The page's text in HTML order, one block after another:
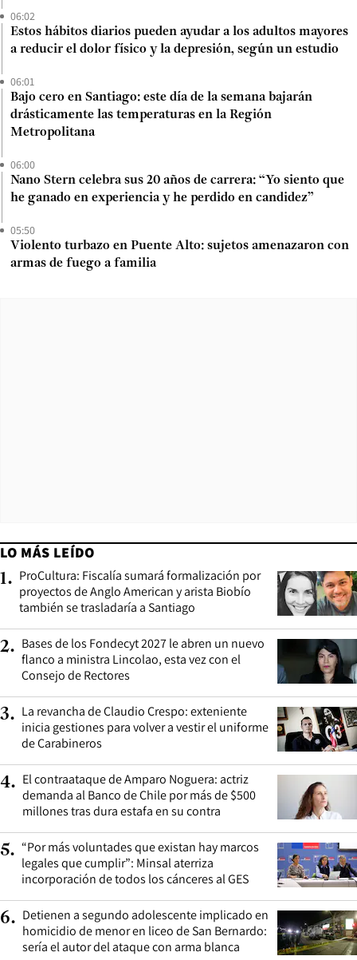
06:02
Estos hábitos diarios pueden ayudar a los adultos mayores
a reducir el dolor físico y la depresión, según un estudio
06:01
Bajo cero en Santiago: este día de la semana bajarán
drásticamente las temperaturas en la Región
Metropolitana
06:00
Nano Stern celebra sus 20 años de carrera: “Yo siento que
he ganado en experiencia y he perdido en candidez”
05:50
Violento turbazo en Puente Alto: sujetos amenazaron con
armas de fuego a familia
LO MÁS LEÍDO
1. ProCultura: Fiscalía sumará formalización por
proyectos de Anglo American y arista Biobío
también se trasladaría a Santiago
2. Bases de los Fondecyt 2027 le abren un nuevo
flanco a ministra Lincolao, esta vez con el
Consejo de Rectores
3. La revancha de Claudio Crespo: exteniente
inicia gestiones para volver a vestir el uniforme
de Carabineros
4. El contraataque de Amparo Noguera: actriz
demanda al Banco de Chile por más de $500
millones tras dura estafa en su contra
5. “Por más voluntades que existan hay marcos
legales que cumplir”: Minsal aterriza
incorporación de todos los cánceres al GES
6. Detienen a segundo adolescente implicado en
homicidio de menor en liceo de San Bernardo:
sería el autor del ataque con arma blanca